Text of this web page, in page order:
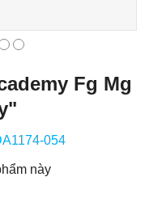
Fg Mg
054
này